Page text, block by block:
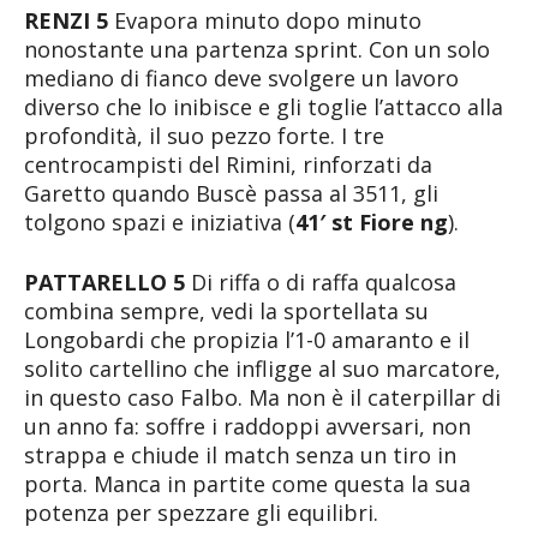
RENZI 5 Evapora minuto dopo minuto
nonostante una partenza sprint. Con un solo
mediano di fianco deve svolgere un lavoro
diverso che lo inibisce e gli toglie l’attacco alla
profondità, il suo pezzo forte. I tre
centrocampisti del Rimini, rinforzati da
Garetto quando Buscè passa al 3511, gli
tolgono spazi e iniziativa (41′ st Fiore ng).
PATTARELLO 5 Di riffa o di raffa qualcosa
combina sempre, vedi la sportellata su
Longobardi che propizia l’1-0 amaranto e il
solito cartellino che infligge al suo marcatore,
in questo caso Falbo. Ma non è il caterpillar di
un anno fa: soffre i raddoppi avversari, non
strappa e chiude il match senza un tiro in
porta. Manca in partite come questa la sua
potenza per spezzare gli equilibri.